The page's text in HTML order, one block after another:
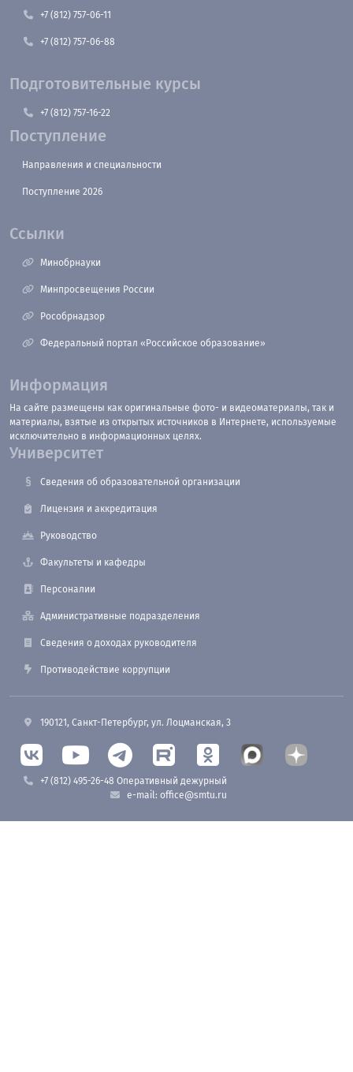
+7 (812) 757-06-11
+7 (812) 757-06-88
Подготовительные курсы
+7 (812) 757-16-22
Поступление
Направления и специальности
Поступление 2026
Ссылки
Минобрнауки
Минпросвещения России
Рособрнадзор
Федеральный портал «Российское образование»
Информация
На сайте размещены как оригинальные фото- и видеоматериалы, так и
материалы, взятые из открытых источников в Интернете, используемые
исключительно в информационных целях.
Университет
Сведения об образовательной организации
Лицензия и аккредитация
Руководство
Факультеты и кафедры
Персоналии
Административные подразделения
Сведения о доходах руководителя
Противодействие коррупции
190121, Санкт-Петербург, ул. Лоцманская, 3
+7 (812) 495-26-48 Оперативный дежурный
e-mail: office@smtu.ru